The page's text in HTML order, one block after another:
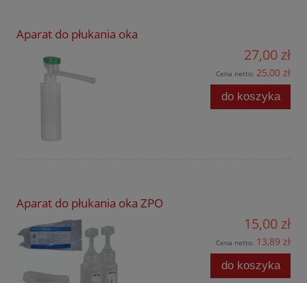
Aparat do płukania oka
27,00 zł
Cena netto: 25,00 zł
do koszyka
Aparat do płukania oka ZPO
15,00 zł
Cena netto: 13,89 zł
do koszyka